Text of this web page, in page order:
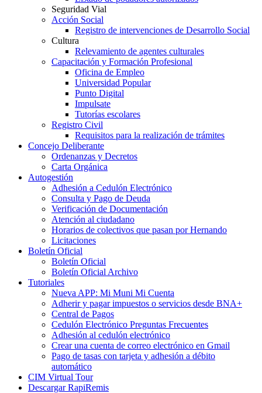
Seguridad Vial
Acción Social
Registro de intervenciones de Desarrollo Social
Cultura
Relevamiento de agentes culturales
Capacitación y Formación Profesional
Oficina de Empleo
Universidad Popular
Punto Digital
Impulsate
Tutorías escolares
Registro Civil
Requisitos para la realización de trámites
Concejo Deliberante
Ordenanzas y Decretos
Carta Orgánica
Autogestión
Adhesión a Cedulón Electrónico
Consulta y Pago de Deuda
Verificación de Documentación
Atención al ciudadano
Horarios de colectivos que pasan por Hernando
Licitaciones
Boletín Oficial
Boletín Oficial
Boletín Oficial Archivo
Tutoriales
Nueva APP: Mi Muni Mi Cuenta
Adherir y pagar impuestos o servicios desde BNA+
Central de Pagos
Cedulón Electrónico Preguntas Frecuentes
Adhesión al cedulón electrónico
Crear una cuenta de correo electrónico en Gmail
Pago de tasas con tarjeta y adhesión a débito
automático
CIM Virtual Tour
Descargar RapiRemis